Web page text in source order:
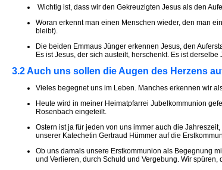
Wichtig ist, dass wir den Gekreuzigten Jesus als den
Woran erkennt man einen Menschen wieder, den man
bleibt).
Die beiden Emmaus Jünger erkennen Jesus, den
Es ist Jesus, der sich austeilt, herschenkt. Es ist
3.2 Auch uns sollen die Augen des Herzens
Vieles begegnet uns im Leben. Manches erkennen wir
Heute wird in meiner Heimatpfarrei Jubelkommunion
Rosenbach eingeteilt.
Ostern ist ja für jeden von uns immer auch die
unserer Katechetin Gertraud Hümmer auf die
Ob uns damals unsere Erstkommunion als Begegnung
und Verlieren, durch Schuld und Vergebung. Wir